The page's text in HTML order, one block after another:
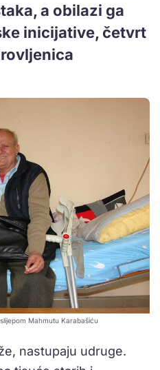
a obilazi ga
inicijative, četvrt
Mahmutu Karabašiću
nastupaju udruge.